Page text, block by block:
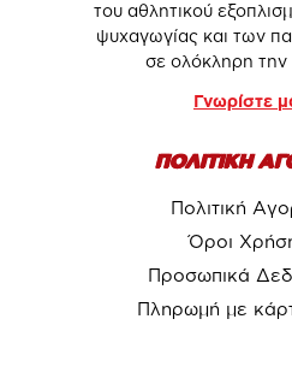
του αθλητικού
ψυχαγωγίας και των
σε ολόκληρη την
Γνωρίστε
ΠΟΛΙΤΙΚΗ
Πολιτική
Όροι
Προσωπικά
Πληρωμή με